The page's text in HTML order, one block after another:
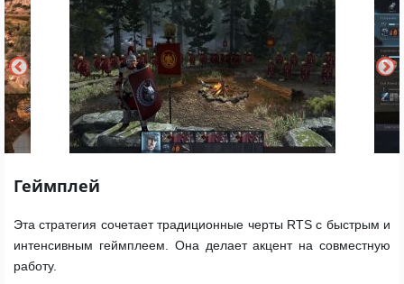
Геймплей
Эта стратегия сочетает традиционные черты RTS с быстрым и
интенсивным геймплеем. Она делает акцент на совместную
работу.